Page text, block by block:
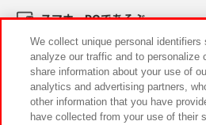
スマホ・PCであそぶ
イベント・キャンペーン
We collect unique personal
analyze our traffic and to personalize
share information about your use of
analytics and advertising partners,
other information that you have
have collected from your use of their